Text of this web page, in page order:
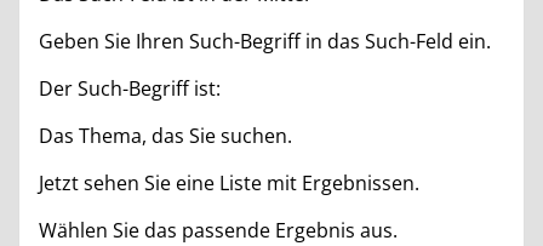
Geben Sie Ihren Such-Begriff in das Such-Feld ein.
Der Such-Begriff ist:
Das Thema, das Sie suchen.
Jetzt sehen Sie eine Liste mit Ergebnissen.
Wählen Sie das passende Ergebnis aus.